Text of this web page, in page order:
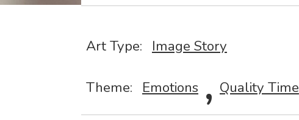
Art Type: Image Story
Theme: Emotions , Quality Time